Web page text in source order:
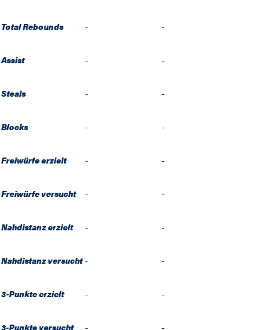
Total Rebounds - -
Assist - -
Steals - -
Blocks - -
Freiwürfe erzielt - -
Freiwürfe versucht - -
Nahdistanz erzielt - -
Nahdistanz versucht - -
3-Punkte erzielt - -
3-Punkte versucht - -